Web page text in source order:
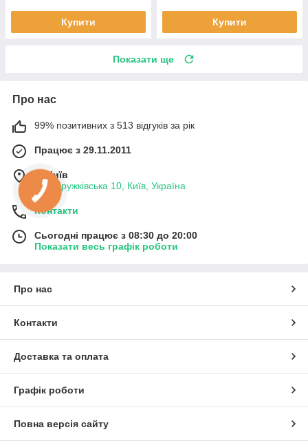
Купити Купити
Показати ще
Про нас
99% позитивних з 513 відгуків за рік
Працює з 29.11.2011
м. Київ
вул. Дружківська 10, Київ, Україна
Контакти
Сьогодні працює з 08:30 до 20:00
Показати весь графік роботи
Про нас
Контакти
Доставка та оплата
Графік роботи
Повна версія сайту